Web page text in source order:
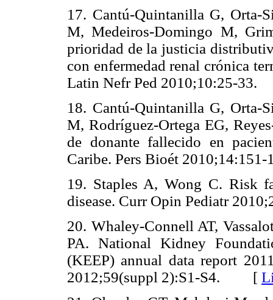
17. Cantú-Quintanilla G, Orta-
M, Medeiros-Domingo M,
prioridad de la justicia
con enfermedad renal crónica
Latin Nefr Ped 2010;10:25-
18. Cantú-Quintanilla G, Orta-
M, Rodríguez-Ortega EG,
de donante fallecido en
Caribe. Pers Bioét
19. Staples A, Wong C. Risk
disease. Curr Opin Pediatr
20. Whaley-Connell AT,
PA. National Kidney
(KEEP) annual data report
2012;59(suppl 2):S1-S4. [